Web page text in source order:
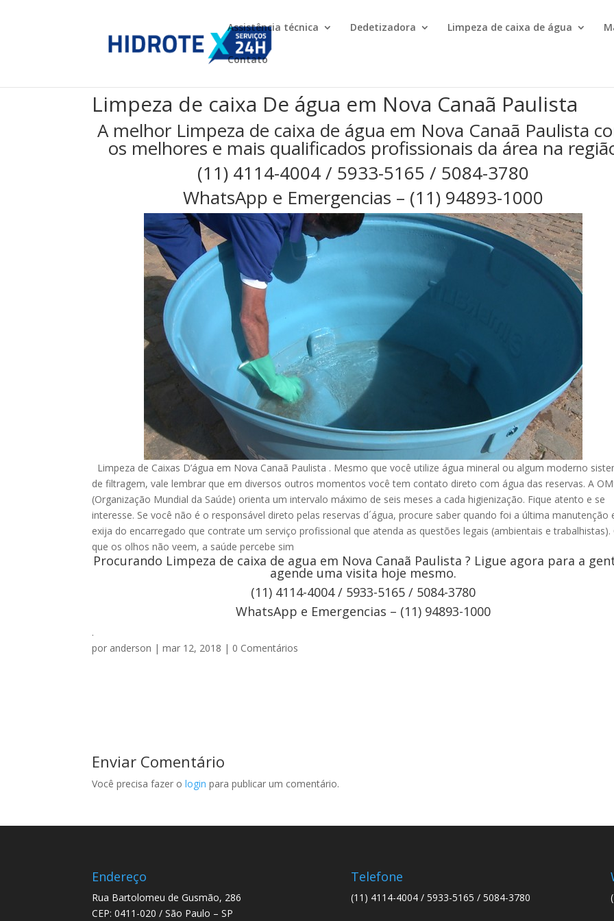
Assistência técnica Dedetizadora Limpeza de caixa de água
Contato
Limpeza de caixa De água em Nova Canaã Paulista
A melhor Limpeza de caixa de água em Nova Canaã Paulista
os melhores e mais qualificados profissionais da área na
(11) 4114-4004 / 5933-5165 / 5084-3780
WhatsApp e Emergencias – (11) 94893-1000
Limpeza de Caixas D’água em Nova Canaã Paulista . Mesmo que você utilize água mineral ou algum moderno
de filtragem, vale lembrar que em diversos outros momentos você tem contato direto com água das reservas. A
(Organização Mundial da Saúde) orienta um intervalo máximo de seis meses a cada higienização. Fique atento e se
interesse. Se você não é o responsável direto pelas reservas d´água, procure saber quando foi a última manutenção
exija do encarregado que contrate um serviço profissional que atenda as questões legais (ambientais e trabalhistas).
que os olhos não veem, a saúde percebe sim
Procurando Limpeza de caixa de agua em Nova Canaã Paulista ? Ligue agora para a
agende uma visita hoje mesmo.
(11) 4114-4004 / 5933-5165 / 5084-3780
WhatsApp e Emergencias – (11) 94893-1000
.
por anderson |mar 12, 2018 | 0 Comentários
Enviar Comentário
Você precisa fazer ologin para publicar um comentário.
Endereço
Rua Bartolomeu de Gusmão, 286
CEP: 0411-020 / São Paulo – SP
Telefone
(11) 4114-4004 / 5933-5165 / 5084-3780